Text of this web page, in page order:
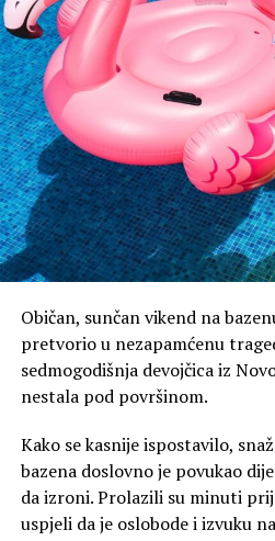
Običan, sunčan vikend na
pretvorio u nezapamćenu
sedmogodišnja devojčica iz
nestala pod površinom.
Kako se kasnije ispostavilo,
bazena doslovno je povukao
da izroni. Prolazili su minuti
uspjeli da je oslobode i izvuku